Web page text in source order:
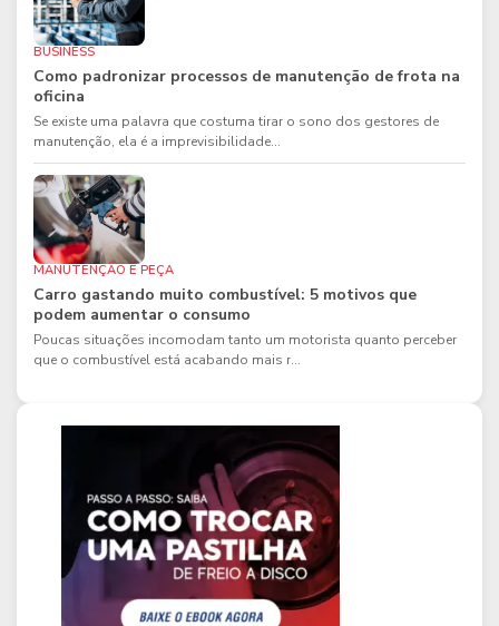
BUSINESS
Como padronizar processos de manutenção de frota na
oficina
Se existe uma palavra que costuma tirar o sono dos gestores de
manutenção, ela é a imprevisibilidade...
MANUTENÇÃO E PEÇA
Carro gastando muito combustível: 5 motivos que
podem aumentar o consumo
Poucas situações incomodam tanto um motorista quanto perceber
que o combustível está acabando mais r...